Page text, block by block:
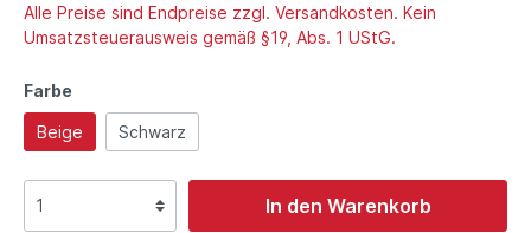
Alle Preise sind Endpreise zzgl. Versandkosten. Kein
Umsatzsteuerausweis gemäß §19, Abs. 1 UStG.
Farbe
Beige Schwarz
In den Warenkorb